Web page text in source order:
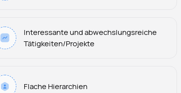
Interessante und abwechslungsreiche
Tätigkeiten/Projekte
Flache Hierarchien